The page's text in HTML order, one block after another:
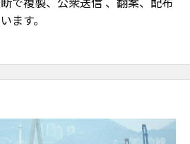
ます。